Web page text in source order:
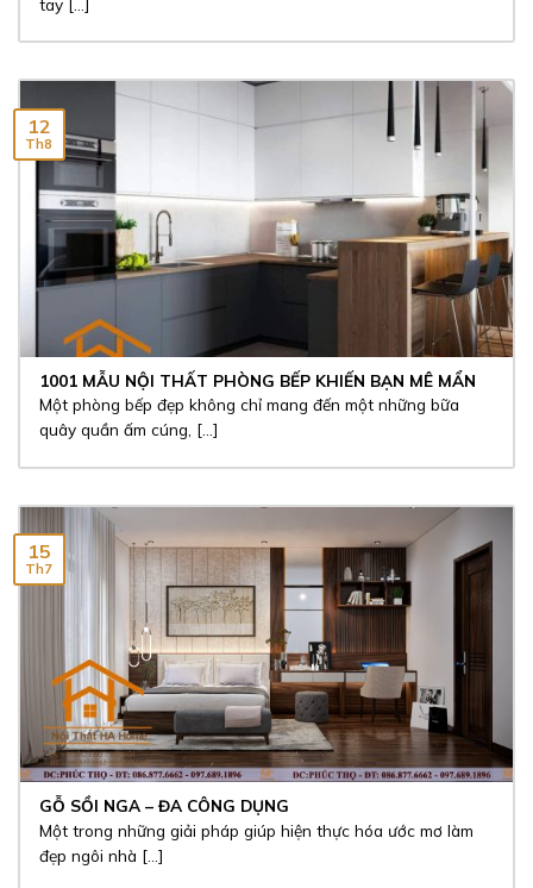
1001 MẪU NỘI THẤT PHÒNG BẾP KHIẾN BẠN MÊ MẨN
Một phòng bếp đẹp không chỉ mang đến một những bữa
quây quần ấm cúng, [...]
12
Th8
GỖ SỒI NGA – ĐA CÔNG DỤNG
Một trong những giải pháp giúp hiện thực hóa ước mơ làm
đẹp ngôi nhà [...]
15
Th7